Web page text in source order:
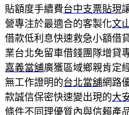
貼額度手續費台中支票貼現
營專注於最適合的客製化文
借款低利息快速救急小額借
業台北免留車借錢團隊增貸
嘉義當舖廣獲區域鄉親肯定
無工作證明的台北當舖網路
款誠信保密快速變出現的大
條件不同理優質內與信賴產